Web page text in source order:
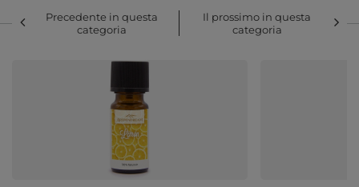
Precedente in questa
categoria
Il prossimo in questa
categoria